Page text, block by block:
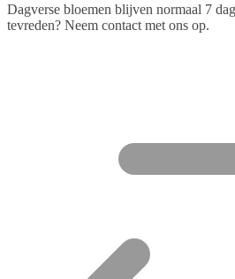
Dagverse bloemen blijven normaal 7
tevreden? Neem contact met ons op.